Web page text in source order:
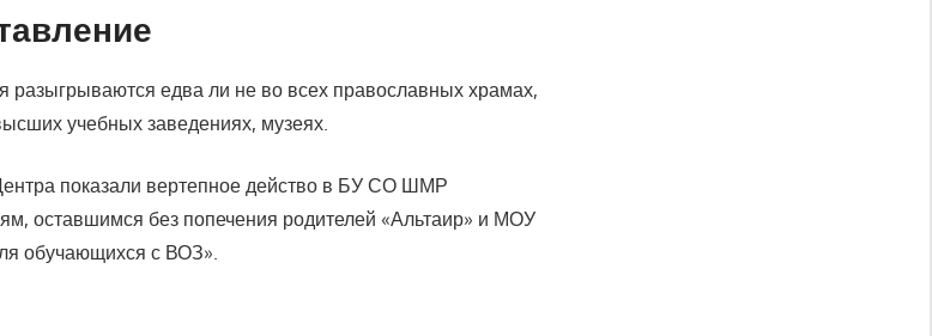
разыгрываются едва ли не во всех православных храмах,
учебных заведениях, музеях.
показали вертепное действо в БУ СО ШМР
оставшимся без попечения родителей «Альтаир» и МОУ
обучающихся с ВОЗ».